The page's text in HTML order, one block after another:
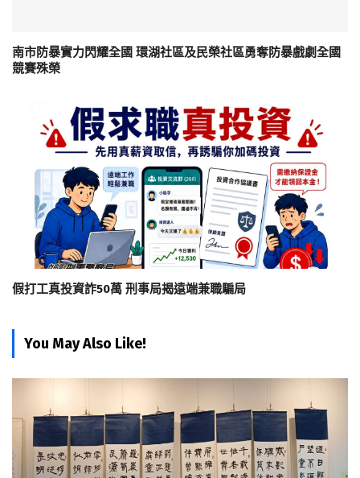
南市防暴實力閃耀全國 環湖社區及民榮社區勇奪防暴戲劇全國
競賽殊榮
假打工真投資詐50萬 刑事局揭遠端兼職騙局
You May Also Like!